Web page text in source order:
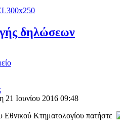
δηλώσεων
21 Ιουνίου 2016 09:48
Εθνικού Κτηματολογίου πατήστε